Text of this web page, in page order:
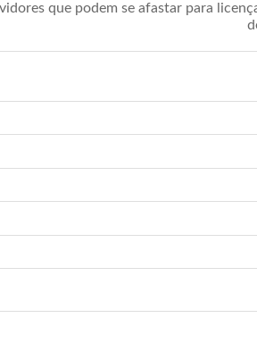
que podem se afastar para